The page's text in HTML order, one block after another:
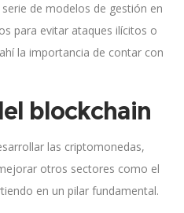
de modelos de gestión en
para evitar ataques ilícitos o
la importancia de contar con
blockchain
las criptomonedas,
otros sectores como el
en un pilar fundamental.